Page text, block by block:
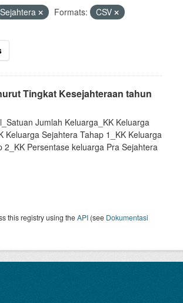
Sejahtera Formats:
CSV
Tingkat Kesejahteraan tahun
Jumlah Keluarga_KK Keluarga
Keluarga Sejahtera Tahap 1_KK Keluarga
2_KK Persentase keluarga Pra Sejahtera
this registry using theAPI (see Dokumentasi